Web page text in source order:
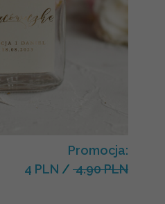
Promocja:
4 PLN / 4.90 PLN